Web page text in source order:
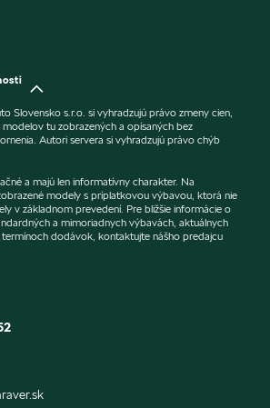
Slovensko s.r.o. si vyhradzujú právo zmeny cien,
tu zobrazených a opísaných bez
Autori servera si vyhradzujú právo chýb
a majú len informatívny charakter. Na
modely s príplatkovou výbavou, ktorá nie
v základnom prevedení. Pre bližšie informácie o
a mimoriadnych výbavách, aktuálnych
dodávok, kontaktujte nášho predajcu